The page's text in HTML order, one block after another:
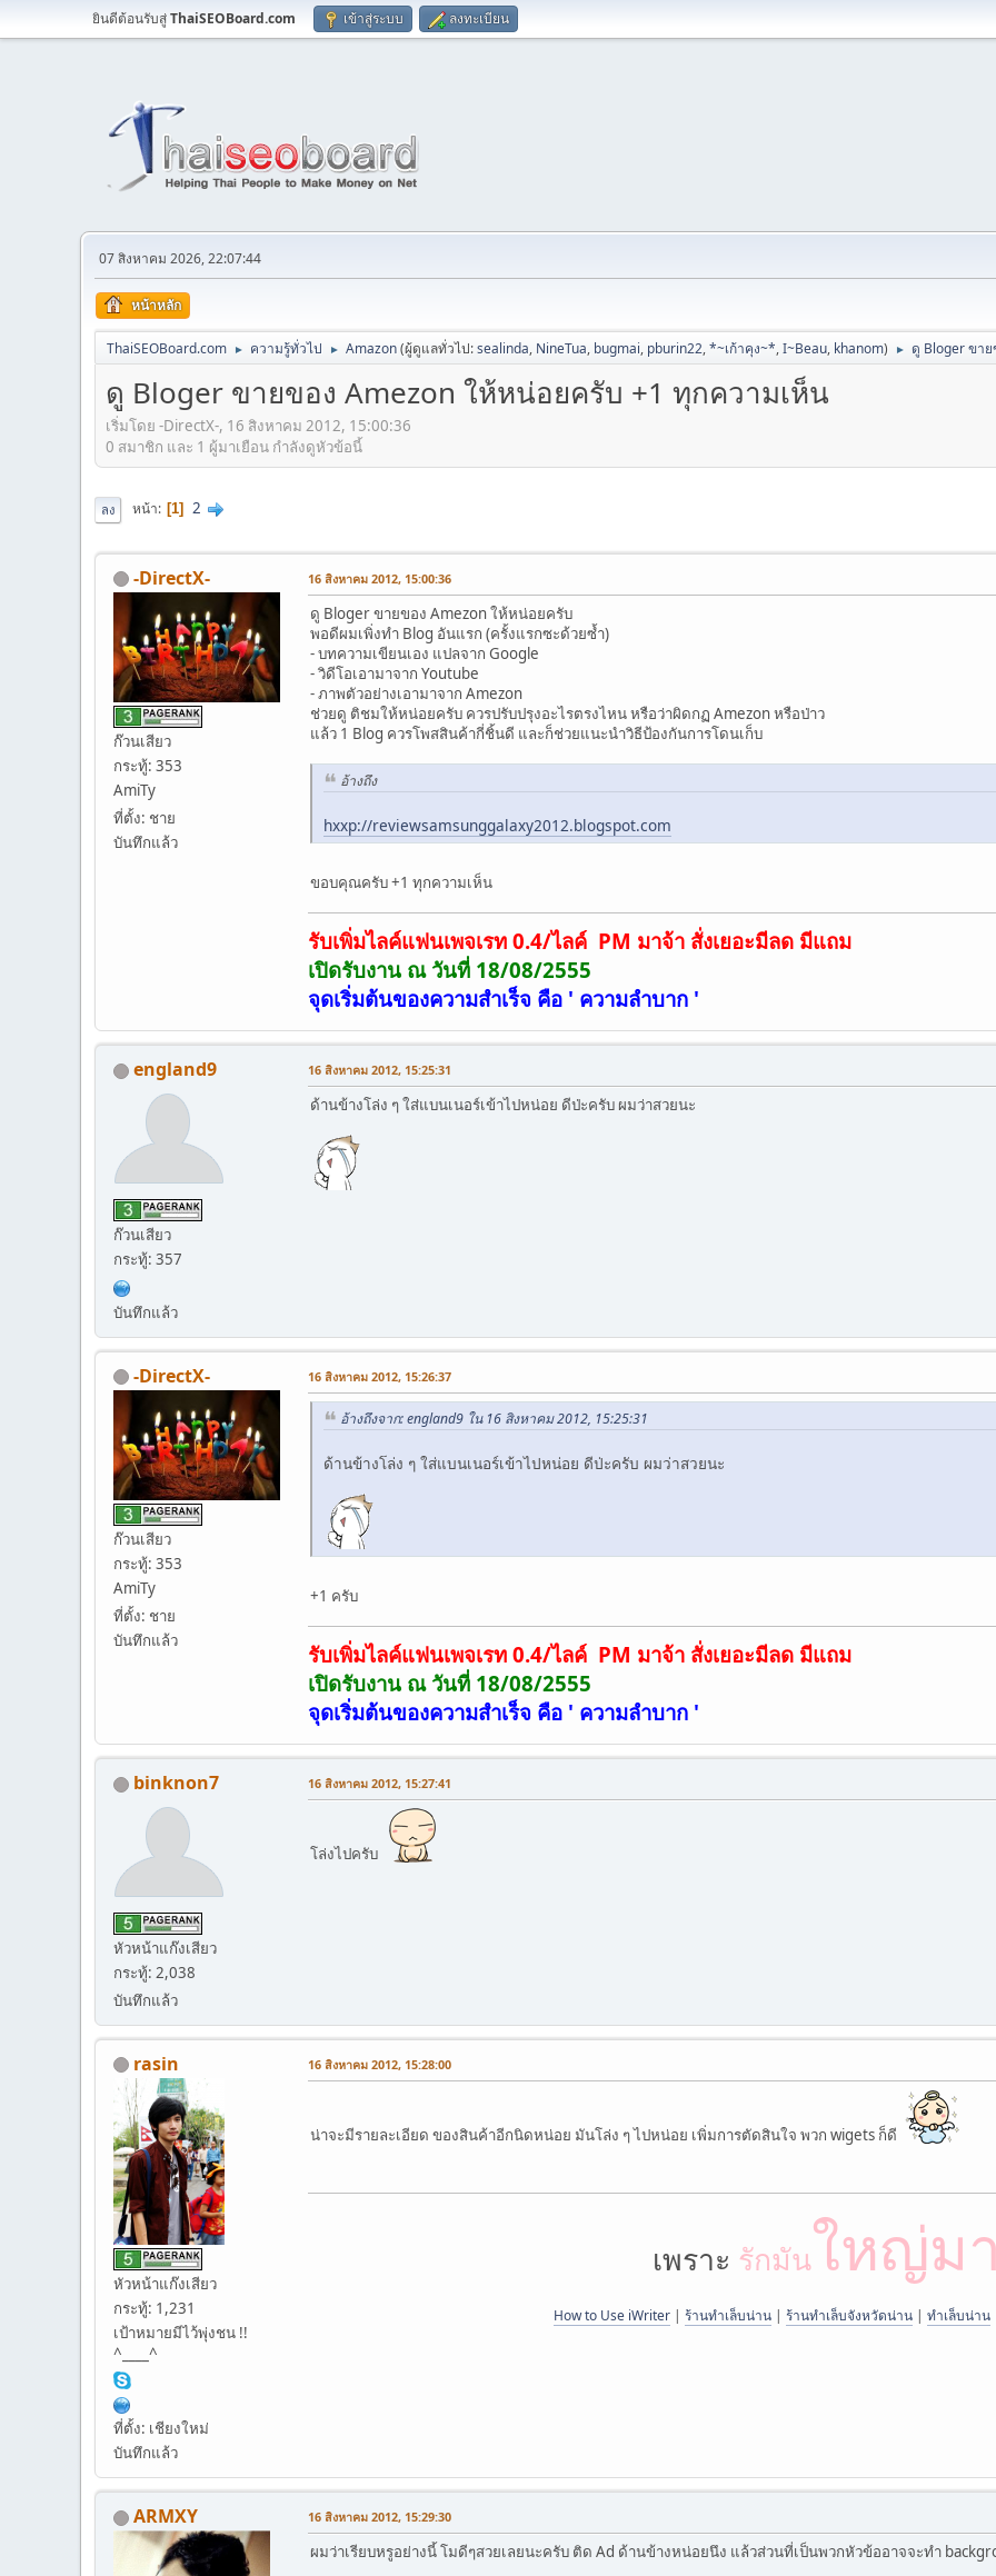
ยินดีต้อนรับสู่ThaiSEOBoard.com เข้าสู่ระบบ ลงทะเบียน
07 สิงหาคม 2026, 22:07:44
หน้าหลัก
ThaiSEOBoard.com ► ความรู้ทั่วไป ► Amazon(ผู้ดูแลทั่วไป:sealinda, NineTua, bugmai, pburin22,*~เก้าคุง~*,I~Beau, khanom) ► ดู Bloger ขา
ดู Bloger ขายของ Amezon ให้หน่อยครับ +1 ทุกความเห็น
เริ่มโดย -DirectX-, 16 สิงหาคม 2012, 15:00:36
0 สมาชิก และ 1 ผู้มาเยือน กำลังดูหัวข้อนี้
ลง หน้า 1 2
-DirectX-
ก๊วนเสียว
กระทู้: 353
AmiTy
ที่ตั้ง: ชาย
บันทึกแล้ว
16 สิงหาคม 2012, 15:00:36
ดู Bloger ขายของ Amezon ให้หน่อยครับ
พอดีผมเพิ่งทำ Blog อันแรก (ครั้งแรกซะด้วยซ้ำ)
- บทความเขียนเอง แปลจาก Google
- วิดีโอเอามาจาก Youtube
- ภาพตัวอย่างเอามาจาก Amezon
ช่วยดู ติชมให้หน่อยครับ ควรปรับปรุงอะไรตรงไหน หรือว่าผิดกฏ Amezon หรือป่าว
แล้ว 1 Blog ควรโพสสินค้ากี่ชิ้นดี และก็ช่วยแนะนำวิธีป้องกันการโดนเก็บ
อ้างถึง
hxxp://reviewsamsunggalaxy2012.blogspot.com
ขอบคุณครับ +1 ทุกความเห็น
รับเพิ่มไลค์แฟนเพจเรท 0.4/ไลค์ PM มาจ้า สั่งเยอะมีลด มีแถม
เปิดรับงาน ณ วันที่ 18/08/2555
จุดเริ่มต้นของความสำเร็จ คือ ' ความลำบาก '
england9
ก๊วนเสียว
กระทู้: 357
บันทึกแล้ว
16 สิงหาคม 2012, 15:25:31
ด้านข้างโล่ง ๆ ใส่แบนเนอร์เข้าไปหน่อย ดีป่ะครับ ผมว่าสวยนะ
-DirectX-
ก๊วนเสียว
กระทู้: 353
AmiTy
ที่ตั้ง: ชาย
บันทึกแล้ว
16 สิงหาคม 2012, 15:26:37
อ้างถึงจาก: england9 ใน 16 สิงหาคม 2012, 15:25:31
ด้านข้างโล่ง ๆ ใส่แบนเนอร์เข้าไปหน่อย ดีป่ะครับ ผมว่าสวยนะ
+1 ครับ
รับเพิ่มไลค์แฟนเพจเรท 0.4/ไลค์ PM มาจ้า สั่งเยอะมีลด มีแถม
เปิดรับงาน ณ วันที่ 18/08/2555
จุดเริ่มต้นของความสำเร็จ คือ ' ความลำบาก '
binknon7
หัวหน้าแก๊งเสียว
กระทู้: 2,038
บันทึกแล้ว
16 สิงหาคม 2012, 15:27:41
โล่งไปครับ
rasin
หัวหน้าแก๊งเสียว
กระทู้: 1,231
เป้าหมายมีไว้พุ่งชน !!
^____^
ที่ตั้ง: เชียงใหม่
บันทึกแล้ว
16 สิงหาคม 2012, 15:28:00
น่าจะมีรายละเอียด ของสินค้าอีกนิดหน่อย มันโล่ง ๆ ไปหน่อย เพิ่มการตัดสินใจ พวก wigets ก็ดี
เพราะ รักมันใหญ่ม
How to Use iWriter | ร้านทำเล็บน่าน | ร้านทำเล็บจังหวัดน่าน | ทำเล็บน่าน
ARMXY 16 สิงหาคม 2012, 15:29:30
ผมว่าเรียบหรูอย่างนี้ โมดีๆสวยเลยนะครับ ติด Ad ด้านข้างหน่อยนึง แล้วส่วนที่เป็นพวกหัวข้ออาจจะทำ